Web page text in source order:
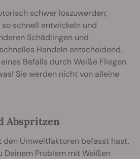
schwer loszuwerden;
schnell entwickeln und
Schädlingen und
Handeln entscheidend.
Befalls durch Weiße Fliegen
Sie werden nicht von alleine
Abspritzen
den Umweltfaktoren befasst hast,
Deinem Problem mit Weißen